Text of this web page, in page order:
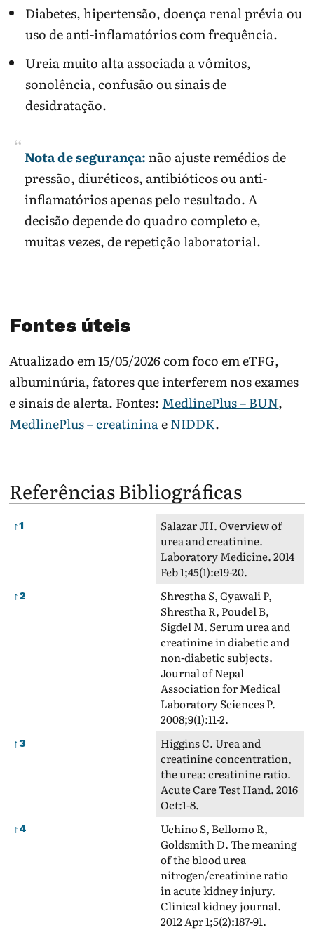
Diabetes, hipertensão, doença renal prévia ou
uso de anti-inflamatórios com frequência.
Ureia muito alta associada a vômitos,
sonolência, confusão ou sinais de
desidratação.
Nota de segurança: não ajuste remédios de
pressão, diuréticos, antibióticos ou anti-
inflamatórios apenas pelo resultado. A
decisão depende do quadro completo e,
muitas vezes, de repetição laboratorial.
Fontes úteis
Atualizado em 15/05/2026 com foco em eTFG,
albuminúria, fatores que interferem nos exames
e sinais de alerta. Fontes: MedlinePlus – BUN,
MedlinePlus – creatininaeNIDDK.
Referências Bibliográficas
Referências Bibliográficas
↑1
Salazar JH. Overview of
urea and creatinine.
Laboratory Medicine. 2014
Feb 1;45(1):e19-20.
↑2
Shrestha S, Gyawali P,
Shrestha R, Poudel B,
Sigdel M. Serum urea and
creatinine in diabetic and
non-diabetic subjects.
Journal of Nepal
Association for Medical
Laboratory Sciences P.
2008;9(1):11-2.
↑3
Higgins C. Urea and
creatinine concentration,
the urea: creatinine ratio.
Acute Care Test Hand. 2016
Oct:1-8.
↑4
Uchino S, Bellomo R,
Goldsmith D. The meaning
of the blood urea
nitrogen/creatinine ratio
in acute kidney injury.
Clinical kidney journal.
2012 Apr 1;5(2):187-91.